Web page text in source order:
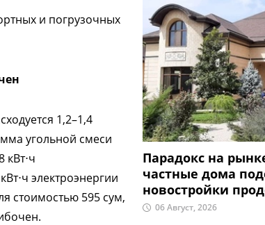
и погрузочных
1,2–1,4
угольной смеси
кВт⋅ч
электроэнергии
стоимостью 595 сум,
Парадокс на
частные дома
новостройки
06 Август, 2026